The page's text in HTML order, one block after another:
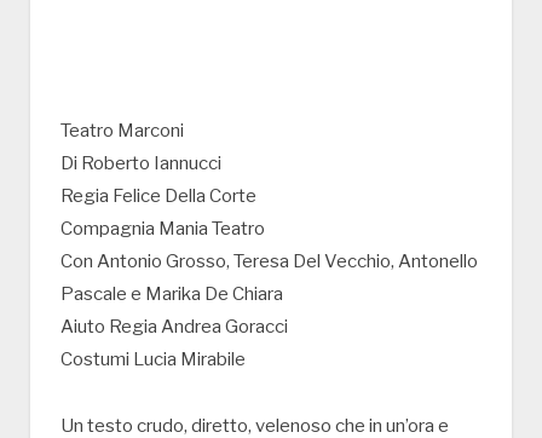
Teatro Marconi
Di Roberto Iannucci
Regia Felice Della Corte
Compagnia Mania Teatro
Con Antonio Grosso, Teresa Del Vecchio, Antonello
Pascale e Marika De Chiara
Aiuto Regia Andrea Goracci
Costumi Lucia Mirabile
Un testo crudo, diretto, velenoso che in un’ora e